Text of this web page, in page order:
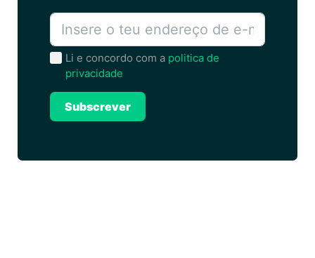
Li e concordo com a politica de
privacidade
Subscrever
l